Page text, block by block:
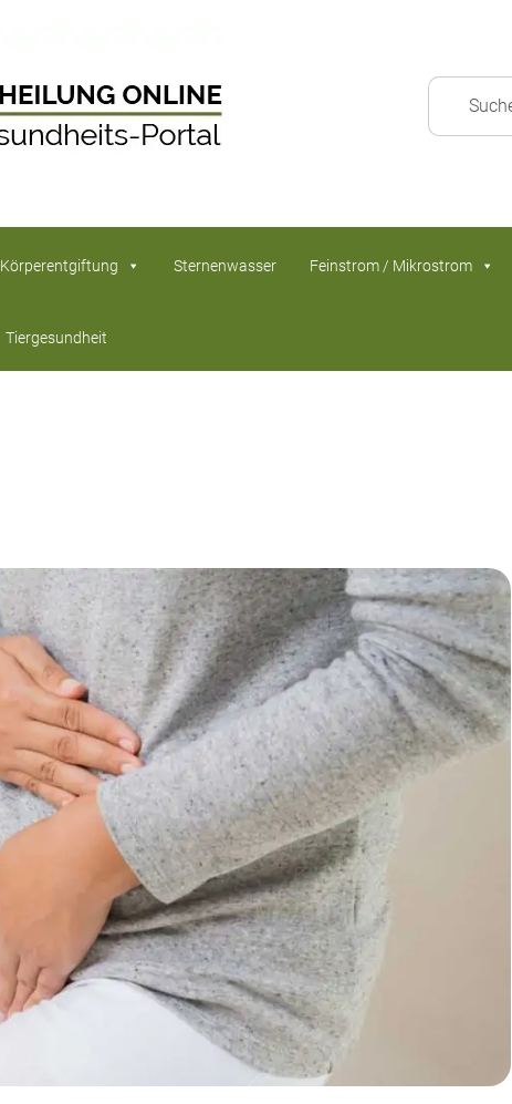
Körperentgiftung Sternenwasser Feinstrom / Mikrostrom
Tiergesundheit